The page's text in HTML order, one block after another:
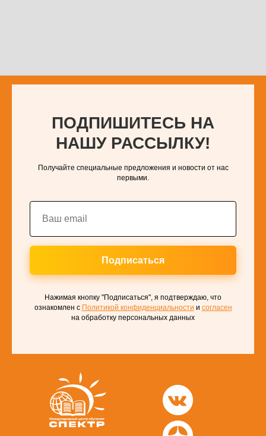
ПОДПИШИТЕСЬ НА
НАШУ РАССЫЛКУ!
Получайте специальные предложения и новости от нас
первыми.
Подписаться
Нажимая кнопку "Подписаться", я подтверждаю, что
ознакомлен с Политикой конфиденциальности и согласен
на обработку персональных данных